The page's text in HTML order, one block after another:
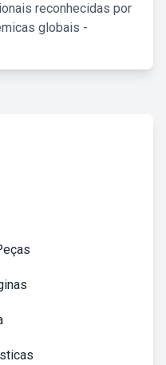
reconhecidas por
globais -